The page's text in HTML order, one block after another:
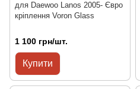
для Daewoo Lanos 2005- Євро
кріплення Voron Glass
1 100 грн/шт.
Купити